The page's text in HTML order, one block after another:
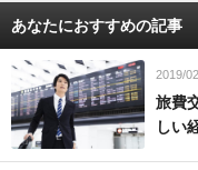
あなたにおすすめの記事
2019/
旅費
しい